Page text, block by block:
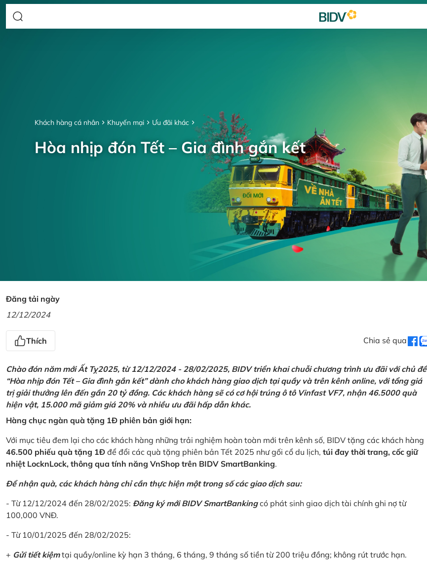
Khách hàng cá nhân Khuyến mại Ưu đãi khác
Hòa nhịp đón Tết – Gia đình gắn kết
Đăng tải ngày
12/12/2024
Thích Chia sẻ qua
Chào đón năm mới Ất Tỵ2025, từ 12/12/2024 - 28/02/2025, BIDV triển khai chuỗi chương trình ưu đãi với chủ đề
“Hòa nhịp đón Tết – Gia đình gắn kết” dành cho khách hàng giao dịch tại quầy và trên kênh online, với tổng giá
trị giải thưởng lên đến gần 20 tỷ đồng. Các khách hàng sẽ có cơ hội trúng ô tô Vinfast VF7, nhận 46.5000 quà
hiện vật, 15.000 mã giảm giá 20% và nhiều ưu đãi hấp dẫn khác.
Hàng chục ngàn quà tặng 1Đ phiên bản giới hạn:
Với mục tiêu đem lại cho các khách hàng những trải nghiệm hoàn toàn mới trên kênh số, BIDV tặng các khách hàng
46.500 phiếu quà tặng 1Đ để đổi các quà tặng phiên bản Tết 2025 như gối cổ du lịch, túi đay thời trang, cốc giữ
nhiệt LocknLock, thông qua tính năng VnShop trên BIDV SmartBanking.
Để nhận quà, các khách hàng chỉ cần thực hiện một trong số các giao dịch sau:
- Từ 12/12/2024 đến 28/02/2025: Đăng ký mới BIDV SmartBankingcó phát sinh giao dịch tài chính ghi nợ từ
100,000 VNĐ.
- Từ 10/01/2025 đến 28/02/2025:
+ Gửi tiết kiệmtại quầy/online kỳ hạn 3 tháng, 6 tháng, 9 tháng số tiền từ 200 triệu đồng; không rút trước hạn.